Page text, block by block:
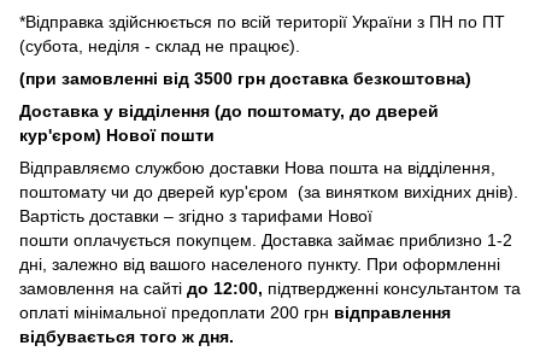
*Відправка здійснюється по всій території України з ПН по ПТ
(субота, неділя - склад не працює).
(при замовленні від 3500 грн доставка безкоштовна)
Доставка у відділення (до поштомату, до дверей
кур'єром) Нової пошти
Відправляємо службою доставки Нова пошта на відділення,
поштомату чи до дверей кур'єром (за винятком вихідних днів).
Вартість доставки – згідно з тарифами Нової
пошти оплачується покупцем. Доставка займає приблизно 1-2
дні, залежно від вашого населеного пункту. При оформленні
замовлення на сайті до 12:00, підтвердженні консультантом та
оплаті мінімальної предоплати 200 грн відправлення
відбувається того ж дня.